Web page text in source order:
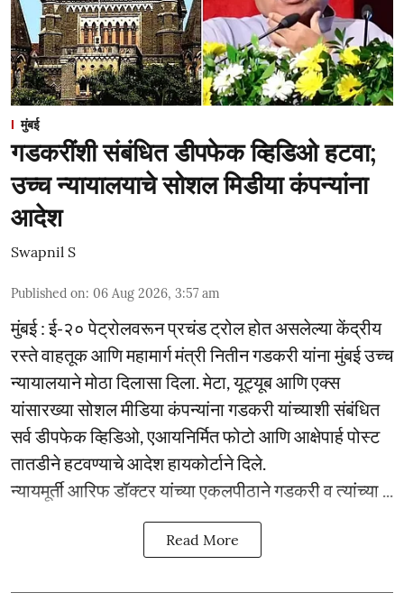
मुंबई
गडकरींशी संबंधित डीपफेक व्हिडिओ हटवा;
उच्च न्यायालयाचे सोशल मिडीया कंपन्यांना
आदेश
Swapnil S
Published on: 06 Aug 2026, 3:57 am
मुंबई : ई-२० पेट्रोलवरून प्रचंड ट्रोल होत असलेल्या केंद्रीय
रस्ते वाहतूक आणि महामार्ग मंत्री नितीन गडकरी यांना मुंबई उच्च
न्यायालयाने मोठा दिलासा दिला. मेटा, यूट्यूब आणि एक्स
यांसारख्या सोशल मीडिया कंपन्यांना गडकरी यांच्याशी संबंधित
सर्व डीपफेक व्हिडिओ, एआयनिर्मित फोटो आणि आक्षेपार्ह पोस्ट
तातडीने हटवण्याचे आदेश हायकोर्टाने दिले.
न्यायमूर्ती आरिफ डॉक्टर यांच्या एकलपीठाने गडकरी व त्यांच्या ...
Read More